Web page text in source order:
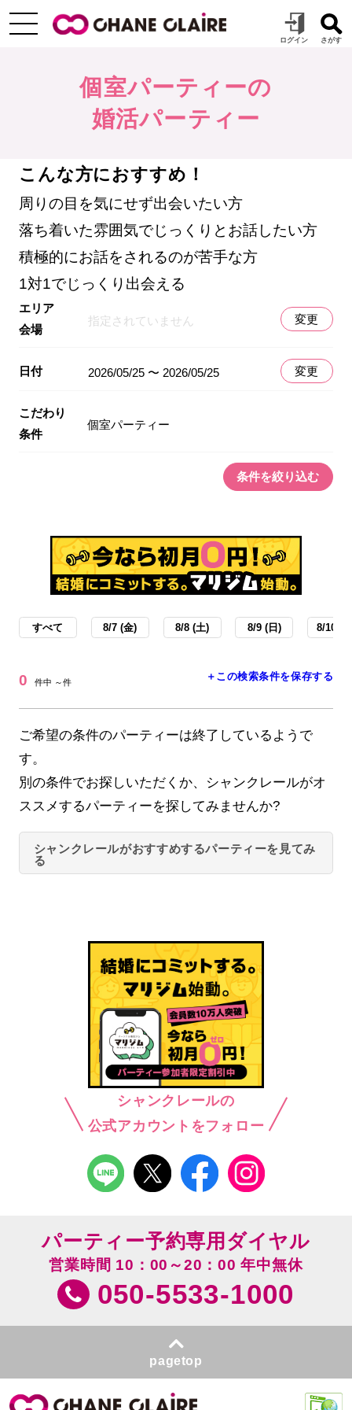
個室パーティーの
婚活パーティー
こんな方におすすめ！
周りの目を気にせず出会いたい方
落ち着いた雰囲気でじっくりとお話したい方
積極的にお話をされるのが苦手な方
1対1でじっくり出会える
エリア
会場
指定されていません 変更
日付 2026/05/25 〜 2026/05/25 変更
こだわり
条件
個室パーティー
条件を絞り込む
すべて 8/7 (金) 8/8 (土) 8/9 (日) 8/10 (
0 件中 ～件 ＋この検索条件を保存する
ご希望の条件のパーティーは終了しているようで
す。
別の条件でお探しいただくか、シャンクレールがオ
ススメするパーティーを探してみませんか?
シャンクレールがおすすめするパーティーを見てみ
る
シャンクレールの
公式アカウントをフォロー
パーティー予約専用ダイヤル
営業時間 10：00～20：00 年中無休
050-5533-1000
pagetop